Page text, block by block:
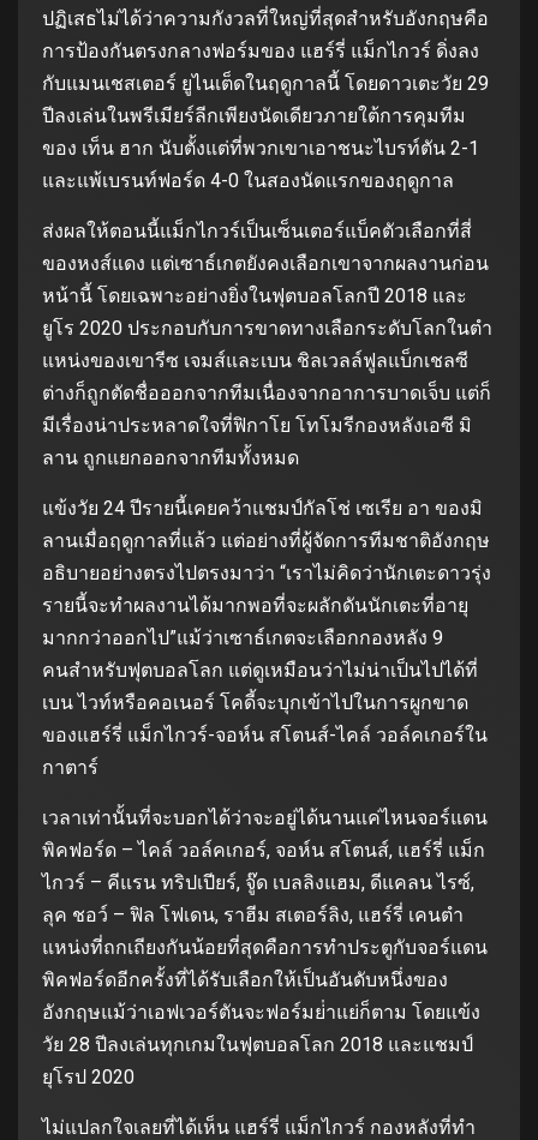
ปฏิเสธไม่ได้ว่าความกังวลที่ใหญ่ที่สุดสําหรับอังกฤษคือ
การป้องกันตรงกลางฟอร์มของ แฮร์รี่ แม็กไกวร์ ดิ่งลง
กับแมนเชสเตอร์ ยูไนเต็ดในฤดูกาลนี้ โดยดาวเตะวัย 29
ปีลงเล่นในพรีเมียร์ลีกเพียงนัดเดียวภายใต้การคุมทีม
ของ เท็น ฮาก นับตั้งแต่ที่พวกเขาเอาชนะไบรท์ตัน 2-1
และแพ้เบรนท์ฟอร์ด 4-0 ในสองนัดแรกของฤดูกาล
ส่งผลให้ตอนนี้แม็กไกวร์เป็นเซ็นเตอร์แบ็คตัวเลือกที่สี่
ของหงส์แดง แต่เซาธ์เกตยังคงเลือกเขาจากผลงานก่อน
หน้านี้ โดยเฉพาะอย่างยิ่งในฟุตบอลโลกปี 2018 และ
ยูโร 2020 ประกอบกับการขาดทางเลือกระดับโลกในตํา
แหน่งของเขารีซ เจมส์และเบน ชิลเวลล์ฟูลแบ็กเชลซี
ต่างก็ถูกตัดชื่อออกจากทีมเนื่องจากอาการบาดเจ็บ แต่ก็
มีเรื่องน่าประหลาดใจที่ฟิกาโย โทโมรีกองหลังเอซี มิ
ลาน ถูกแยกออกจากทีมทั้งหมด
แข้งวัย 24 ปีรายนี้เคยคว้าแชมป์กัลโช่ เซเรีย อา ของมิ
ลานเมื่อฤดูกาลที่แล้ว แต่อย่างที่ผู้จัดการทีมชาติอังกฤษ
อธิบายอย่างตรงไปตรงมาว่า “เราไม่คิดว่านักเตะดาวรุ่ง
รายนี้จะทําผลงานได้มากพอที่จะผลักดันนักเตะที่อายุ
มากกว่าออกไป”แม้ว่าเซาธ์เกตจะเลือกกองหลัง 9
คนสําหรับฟุตบอลโลก แต่ดูเหมือนว่าไม่น่าเป็นไปได้ที่
เบน ไวท์หรือคอเนอร์ โคดี้จะบุกเข้าไปในการผูกขาด
ของแฮร์รี่ แม็กไกวร์-จอห์น สโตนส์-ไคล์ วอล์คเกอร์ใน
กาตาร์
เวลาเท่านั้นที่จะบอกได้ว่าจะอยู่ได้นานแค่ไหนจอร์แดน
พิคฟอร์ด – ไคล์ วอล์คเกอร์, จอห์น สโตนส์, แฮร์รี่ แม็ก
ไกวร์ – คีแรน ทริปเปียร์, จู๊ด เบลลิงแฮม, ดีแคลน ไรซ์,
ลุค ชอว์ – ฟิล โฟเดน, ราฮีม สเตอร์ลิง, แฮร์รี่ เคนตํา
แหน่งที่ถกเถียงกันน้อยที่สุดคือการทําประตูกับจอร์แดน
พิคฟอร์ดอีกครั้งที่ได้รับเลือกให้เป็นอันดับหนึ่งของ
อังกฤษแม้ว่าเอฟเวอร์ตันจะฟอร์มย่ําแย่ก็ตาม โดยแข้ง
วัย 28 ปีลงเล่นทุกเกมในฟุตบอลโลก 2018 และแชมป์
ยุโรป 2020
ไม่แปลกใจเลยที่ได้เห็น แฮร์รี่ แม็กไกวร์ กองหลังที่ทํา